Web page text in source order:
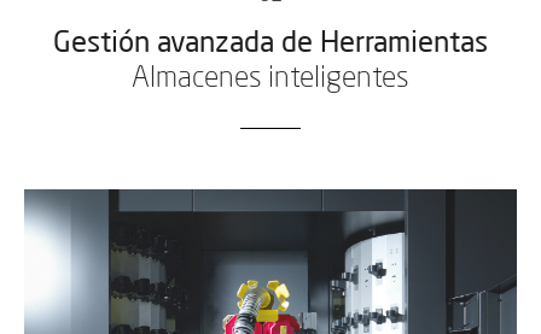
Gestión avanzada de Herramientas
Almacenes inteligentes